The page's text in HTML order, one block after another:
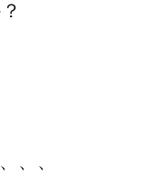
ログについて
、、